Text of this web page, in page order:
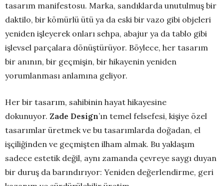
tasarım manifestosu. Marka, sandıklarda unutulmuş bir
daktilo, bir kömürlü ütü ya da eski bir vazo gibi objeleri
yeniden işleyerek onları sehpa, abajur ya da tablo gibi
işlevsel parçalara dönüştürüyor. Böylece, her tasarım
bir anının, bir geçmişin, bir hikayenin yeniden
yorumlanması anlamına geliyor.
Her bir tasarım, sahibinin hayat hikayesine
dokunuyor. Zade Design’ın temel felsefesi, kişiye özel
tasarımlar üretmek ve bu tasarımlarda doğadan, el
işçiliğinden ve geçmişten ilham almak. Bu yaklaşım
sadece estetik değil, aynı zamanda çevreye saygı duyan
bir duruş da barındırıyor: Yeniden değerlendirme, geri